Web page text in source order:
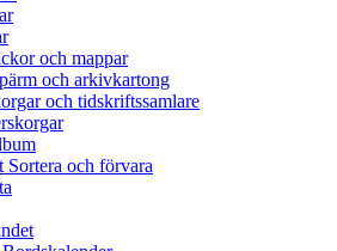
och mappar
och arkivkartong
och tidskriftssamlare
Sortera och förvara